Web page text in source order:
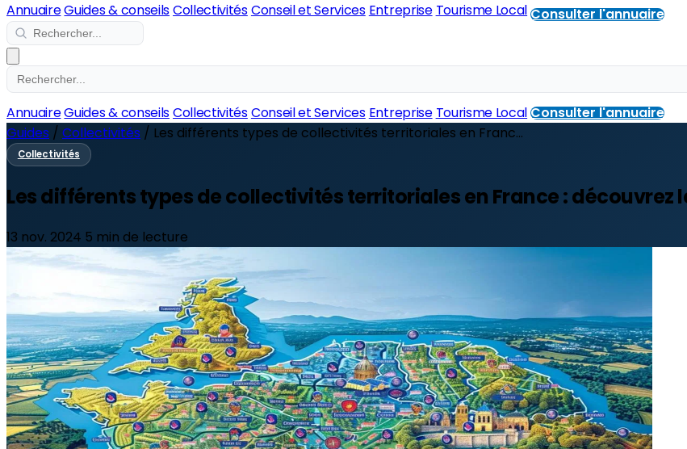
AnnuaireGuides & conseilsCollectivitésConseil et Services Entreprise Tourisme LocalConsulter l'annuaire
AnnuaireGuides & conseilsCollectivitésConseil et Services Entreprise Tourisme LocalConsulter l'annuaire
Guides / Collectivités / Les différents types de collectivités territoriales en Franc...
Collectivités
Les différents types de collectivités territoriales en France : découvrez
13 nov. 2024 5 min de lecture